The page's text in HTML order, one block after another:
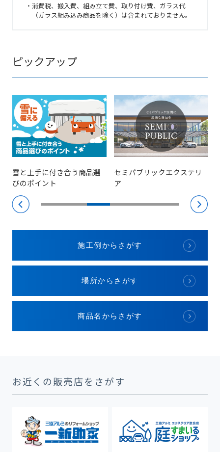
・消費税、搬入費、組み立て費、取り付け費、ガラス代
（ガラス組み込み商品を除く）は含まれておりません。
ピックアップ
雪と上手に付き合う商品選
びのポイント
セミパブリックエクステリ
ア
施工例からさがす
場所からさがす
商品名からさがす
お近くの販売店をさがす